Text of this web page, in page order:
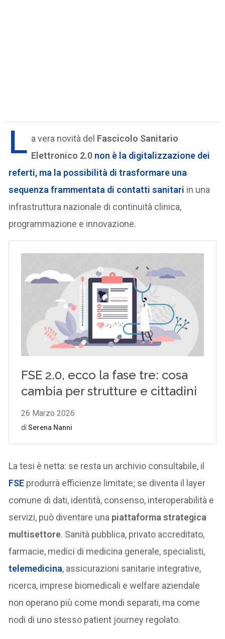
L a vera novità del Fascicolo Sanitario
Elettronico 2.0 non è la digitalizzazione dei
referti, ma la possibilità di trasformare una
sequenza frammentata di contatti sanitari in una
infrastruttura nazionale di continuità clinica,
programmazione e innovazione.
La tesi è netta: se resta un archivio consultabile, il
FSE produrrà efficienze limitate; se diventa il layer
comune di dati, identità, consenso, interoperabilità e
servizi, può diventare una piattaforma strategica
multisettore. Sanità pubblica, privato accreditato,
farmacie, medici di medicina generale, specialisti,
telemedicina, assicurazioni sanitarie integrative,
ricerca, imprese biomedicali e welfare aziendale
non operano più come mondi separati, ma come
nodi di uno stesso patient journey regolato.